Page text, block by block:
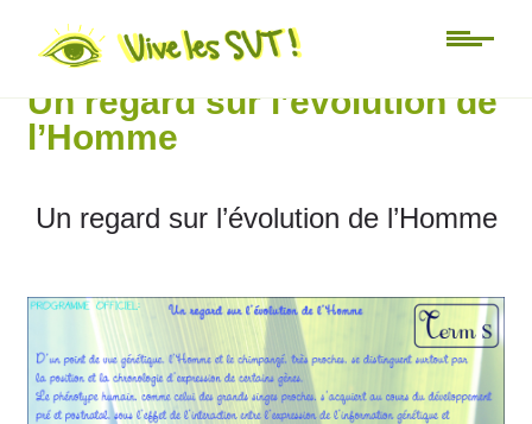
Lycée
Un regard sur l’évolution de
l’Homme
Un regard sur l’évolution de l’Homme